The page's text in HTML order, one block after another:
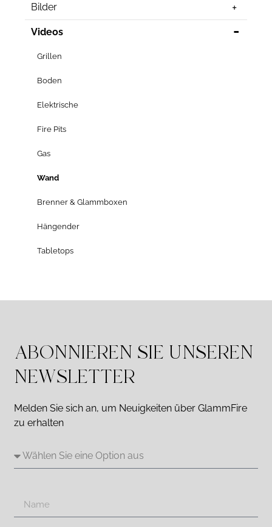
Bilder
Videos
Grillen
Boden
Elektrische
Fire Pits
Gas
Wand
Brenner & Glammboxen
Hängender
Tabletops
ABONNIEREN SIE UNSEREN
NEWSLETTER
Melden Sie sich an, um Neuigkeiten über GlammFire
zu erhalten